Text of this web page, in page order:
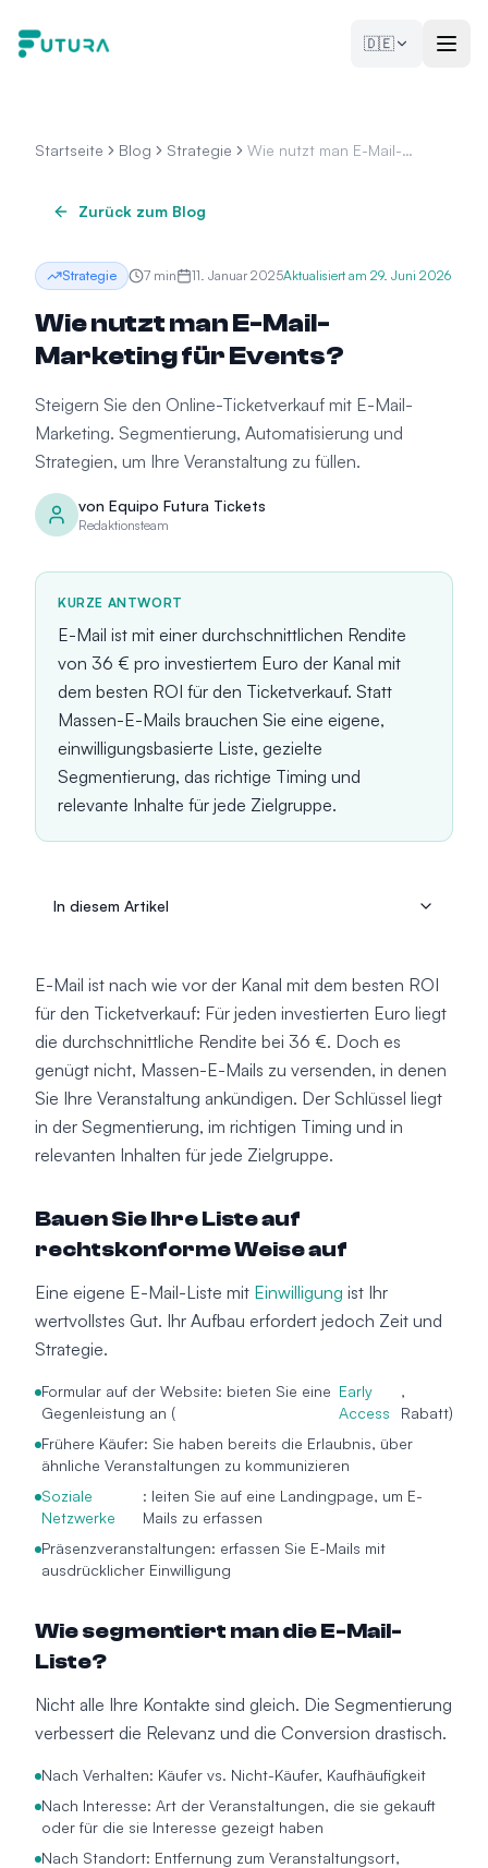
🇩🇪
Startseite Blog Strategie
Wie nutzt man E-Mail-
Zurück zum Blog
Strategie 7 min 11. Januar 2025Aktualisiert am 29. Juni 2026
Wie nutzt man E-Mail-
Marketing für Events?
Steigern Sie den Online-Ticketverkauf mit E-Mail-
Marketing. Segmentierung, Automatisierung und
Strategien, um Ihre Veranstaltung zu füllen.
von Equipo Futura Tickets
Redaktionsteam
KURZE ANTWORT
E-Mail ist mit einer durchschnittlichen Rendite
von 36 € pro investiertem Euro der Kanal mit
dem besten ROI für den Ticketverkauf. Statt
Massen-E-Mails brauchen Sie eine eigene,
einwilligungsbasierte Liste, gezielte
Segmentierung, das richtige Timing und
relevante Inhalte für jede Zielgruppe.
In diesem Artikel
E-Mail ist nach wie vor der Kanal mit dem besten ROI
für den Ticketverkauf: Für jeden investierten Euro liegt
die durchschnittliche Rendite bei 36 €. Doch es
genügt nicht, Massen-E-Mails zu versenden, in denen
Sie Ihre Veranstaltung ankündigen. Der Schlüssel liegt
in der Segmentierung, im richtigen Timing und in
relevanten Inhalten für jede Zielgruppe.
Bauen Sie Ihre Liste auf
rechtskonforme Weise auf
Eine eigene E-Mail-Liste mit Einwilligung ist Ihr
wertvollstes Gut. Ihr Aufbau erfordert jedoch Zeit und
Strategie.
Formular auf der Website: bieten Sie eine
Gegenleistung an (
Early
Access
,
Rabatt)
Frühere Käufer: Sie haben bereits die Erlaubnis, über
ähnliche Veranstaltungen zu kommunizieren
Soziale
Netzwerke
: leiten Sie auf eine Landingpage, um E-
Mails zu erfassen
Präsenzveranstaltungen: erfassen Sie E-Mails mit
ausdrücklicher Einwilligung
Wie segmentiert man die E-Mail-
Liste?
Nicht alle Ihre Kontakte sind gleich. Die Segmentierung
verbessert die Relevanz und die Conversion drastisch.
Nach Verhalten: Käufer vs. Nicht-Käufer, Kaufhäufigkeit
Nach Interesse: Art der Veranstaltungen, die sie gekauft
oder für die sie Interesse gezeigt haben
Nach Standort: Entfernung zum Veranstaltungsort,